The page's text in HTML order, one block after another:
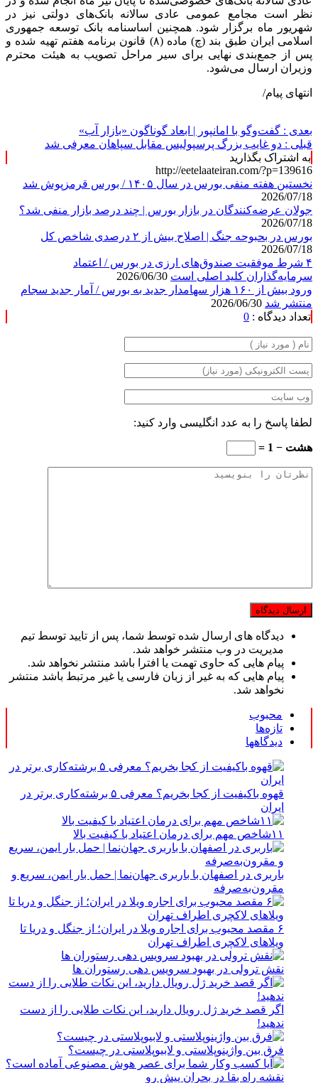
نظر است مجامع عمومی عادی سالانه بانک‌های دولتی نیز در
شهریور ماه برگزار شود. همچنین اساسنامه بانک توسعه جمهوری
اسلامی ایران طبق بند (چ) ماده (۸) قانون برنامه هفتم تهیه شده و
پس از جمع‌‏بندی نهایی برای سیر مراحل تصویب به هیئت محترم
وزیران ارسال می‌شود.
انتهای پیام/
بعدی : گفت‌وگو با امانپور | ابعاد گوناگون «بازار آب»
قبلی : دو غایب بزرگ پرسپولیس مقابل سپاهان معرفی شد
به اشتراک بگذارید
http://eetelaateiran.com/?p=139616
نخستین هفته منفی بورس در سال ۱۴۰۵ / بورس قرمزپوش شد
2026/07/18
جولان عرضه‌کنندگان در بازار بورس | چند درصد بازار منفی شد؟
2026/07/18
بورس در بحبوحه جنگ | اصلاح بیش از ۲ درصدی شاخص کل
2026/07/18
۴ شرط موفقیت صندوق‌های ارزی در بورس / اعتماد
سرمایه‌گذاران کلید اصلی است
ورود بیش از ۱۶۰ هزار سهامدار جدید به بورس / آمار جدید سجام
منتشر شد
تعداد دیدگاه : 0
لطفا پاسخ را به عدد انگلیسی وارد کنید:
هشت − 1 =
دیدگاه های ارسال شده توسط شما، پس از تایید توسط تیم
مدیریت در وب منتشر خواهد شد.
پیام هایی که حاوی تهمت یا افترا باشد منتشر نخواهد شد.
پیام هایی که به غیر از زبان فارسی یا غیر مرتبط باشد منتشر
نخواهد شد.
محبوب
تازه‌ها
دیدگاهها
قهوه باکیفیت از کجا بخریم؟ معرفی ۵ برشته‌کاری برتر در
ایران
۱۱شاخص مهم برای درمان اعتیاد با کیفیت بالا
باربری در اصفهان با باربری جهان‌نما | حمل بار ایمن، سریع و
مقرون‌به‌صرفه
۶ مقصد محبوب برای اجاره ویلا در ایران؛ از جنگل و دریا تا
ویلاهای لاکچری اطراف تهران
نقش ترولی در بهبود سرویس دهی رستوران ها
اگر قصد خرید ژل رویال دارید، این نکات طلایی را از دست
ندهید!
فرق بین واژینوپلاستی و لابیوپلاستی در چیست؟